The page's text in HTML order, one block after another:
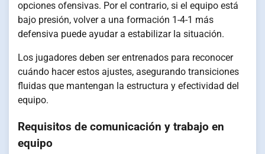
opciones ofensivas. Por el contrario, si el equipo está
bajo presión, volver a una formación 1-4-1 más
defensiva puede ayudar a estabilizar la situación.
Los jugadores deben ser entrenados para reconocer
cuándo hacer estos ajustes, asegurando transiciones
fluidas que mantengan la estructura y efectividad del
equipo.
Requisitos de comunicación y trabajo en
equipo